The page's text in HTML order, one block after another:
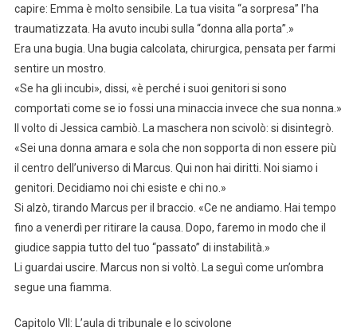
capire: Emma è molto sensibile. La tua visita “a sorpresa” l’ha
traumatizzata. Ha avuto incubi sulla “donna alla porta”.»
Era una bugia. Una bugia calcolata, chirurgica, pensata per farmi
sentire un mostro.
«Se ha gli incubi», dissi, «è perché i suoi genitori si sono
comportati come se io fossi una minaccia invece che sua nonna.»
Il volto di Jessica cambiò. La maschera non scivolò: si disintegrò.
«Sei una donna amara e sola che non sopporta di non essere più
il centro dell’universo di Marcus. Qui non hai diritti. Noi siamo i
genitori. Decidiamo noi chi esiste e chi no.»
Si alzò, tirando Marcus per il braccio. «Ce ne andiamo. Hai tempo
fino a venerdì per ritirare la causa. Dopo, faremo in modo che il
giudice sappia tutto del tuo “passato” di instabilità.»
Li guardai uscire. Marcus non si voltò. La seguì come un’ombra
segue una fiamma.
Capitolo VII: L’aula di tribunale e lo scivolone